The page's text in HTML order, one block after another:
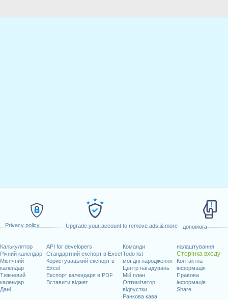
Privacy policy Upgrade your account to remove ads & more допомога
Калькулятор
Річний календар
Місячний
календар
Тижневий
календар
Дані
API for developers
Стандартний експорт в Excel
Користувацький експорт в
Excel
Експорт календаря в PDF
Вставити віджет
Команди
Todo list
мої дні народження
Центр нагадувань
Мій план
Оптимізатор
відпустки
Ранкова кава
налаштування
Сторінка входу
Контактна
інформація
Правова
інформація
Share